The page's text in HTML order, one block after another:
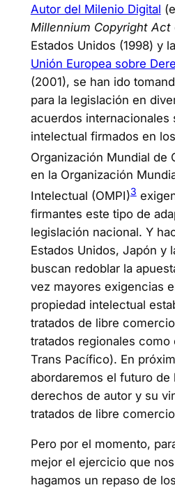
Autor del Milenio Digital
Millennium Copyright Act
Estados Unidos (1998) y la
Unión Europea sobre
(2001), se han ido
para la legislación en
acuerdos internacionales
intelectual firmados en
Organización Mundial de
en la Organización
Intelectual (OMPI)3
firmantes este tipo de
legislación nacional. Y
Estados Unidos, Japón y
buscan redoblar la
vez mayores exigencias
propiedad intelectual
tratados de libre
tratados regionales como
Trans Pacífico). En
abordaremos el futuro de
derechos de autor y su
tratados de libre
Pero por el momento,
mejor el ejercicio que
hagamos un repaso de